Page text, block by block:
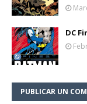
DC
PUBLICAR UN